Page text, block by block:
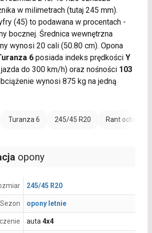
w milimetrach (tutaj 245 mm).
(45) to podawana w procentach -
bocznej. Średnica wewnętrzna
wynosi 20 cali (50.80 cm). Opona
6posiada indeks prędkości Y
do 300 km/h) oraz nośności 103
wynosi 875 kg na jedną
Turanza 6 245/45 R20 Rant ochronny
opony
245/45 R20
Sezon opony letnie
auta 4x4